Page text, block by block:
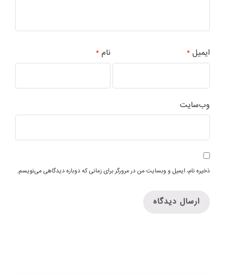
نام * ایمیل*
وب‌سایت
ذخیره نام، ایمیل و وبسایت من در مرورگر برای زمانی که دوباره دیدگاهی می‌نویسم.